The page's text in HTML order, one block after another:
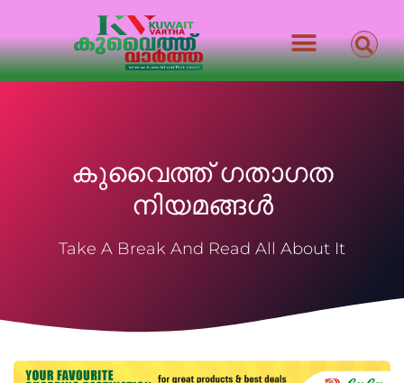
കുവൈത്ത് ഗതാഗത
നിയമങ്ങൾ
Take A Break And Read All About It